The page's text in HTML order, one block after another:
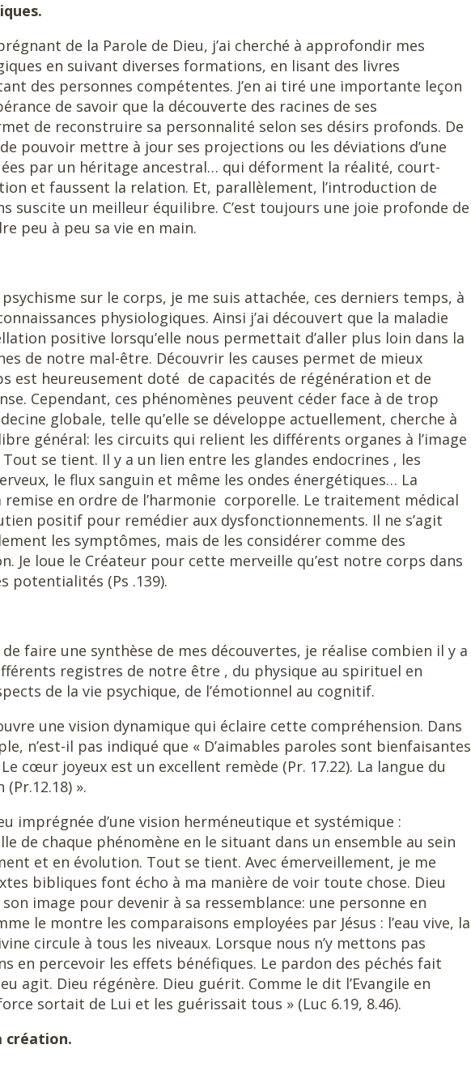
de la Parole de Dieu, j’ai cherché à approfondir mes
en suivant diverses formations, en lisant des livres
des personnes compétentes. J’en ai tiré une importante leçon
de savoir que la découverte des racines de ses
de reconstruire sa personnalité selon ses désirs profonds. De
pouvoir mettre à jour ses projections ou les déviations d’une
par un héritage ancestral… qui déforment la réalité, court-
et faussent la relation. Et, parallèlement, l’introduction de
suscite un meilleur équilibre. C’est toujours une joie profonde de
peu à peu sa vie en main.
sur le corps, je me suis attachée, ces derniers temps, à
physiologiques. Ainsi j’ai découvert que la maladie
positive lorsqu’elle nous permettait d’aller plus loin dans la
de notre mal-être. Découvrir les causes permet de mieux
est heureusement doté de capacités de régénération et de
Cependant, ces phénomènes peuvent céder face à de trop
globale, telle qu’elle se développe actuellement, cherche à
général: les circuits qui relient les différents organes à l’image
se tient. Il y a un lien entre les glandes endocrines , les
le flux sanguin et même les ondes énergétiques… La
en ordre de l’harmonie corporelle. Le traitement médical
positif pour remédier aux dysfonctionnements. Il ne s’agit
les symptômes, mais de les considérer comme des
Je loue le Créateur pour cette merveille qu’est notre corps dans
potentialités (Ps .139).
de faire une synthèse de mes découvertes, je réalise combien il y a
registres de notre être , du physique au spirituel en
de la vie psychique, de l’émotionnel au cognitif.
une vision dynamique qui éclaire cette compréhension. Dans
n’est-il pas indiqué que « D’aimables paroles sont bienfaisantes
cœur joyeux est un excellent remède (Pr. 17.22). La langue du
».
imprégnée d’une vision herméneutique et systémique :
de chaque phénomène en le situant dans un ensemble au sein
et en évolution. Tout se tient. Avec émerveillement, je me
bibliques font écho à ma manière de voir toute chose. Dieu
image pour devenir à sa ressemblance: une personne en
le montre les comparaisons employées par Jésus : l’eau vive, la
circule à tous les niveaux. Lorsque nous n’y mettons pas
en percevoir les effets bénéfiques. Le pardon des péchés fait
agit. Dieu régénère. Dieu guérit. Comme le dit l’Evangile en
sortait de Lui et les guérissait tous » (Luc 6.19, 8.46).
création.